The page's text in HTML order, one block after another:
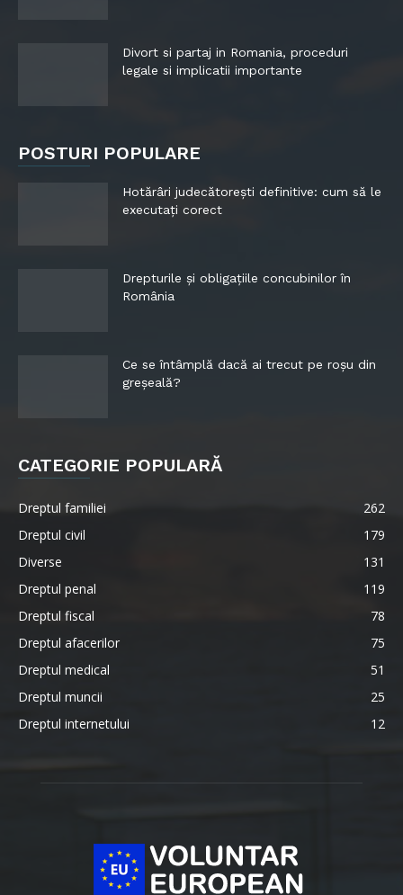
Divort si partaj in Romania, proceduri
legale si implicatii importante
POSTURI POPULARE
Hotărâri judecătorești definitive: cum să le
executați corect
Drepturile și obligațiile concubinilor în
România
Ce se întâmplă dacă ai trecut pe roșu din
greșeală?
CATEGORIE POPULARĂ
Dreptul familiei
262
Dreptul civil
179
Diverse
131
Dreptul penal
119
Dreptul fiscal
78
Dreptul afacerilor
75
Dreptul medical
51
Dreptul muncii
25
Dreptul internetului
12